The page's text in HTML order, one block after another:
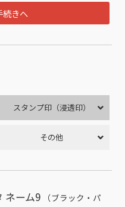
きへ
スタンプ印（浸透印）
その他
ネーム9
（ブラック・パ